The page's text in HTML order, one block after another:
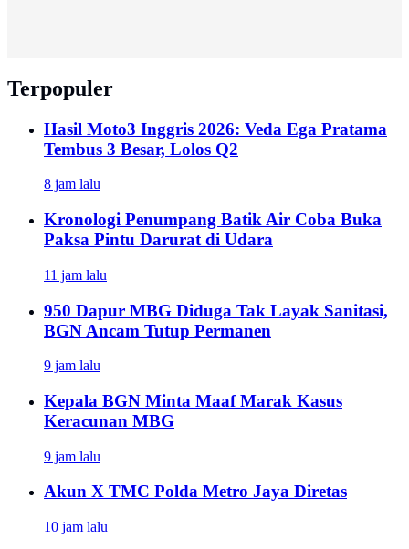
Terpopuler
Hasil Moto3 Inggris 2026: Veda Ega Pratama
Tembus 3 Besar, Lolos Q2
8 jam lalu
Kronologi Penumpang Batik Air Coba Buka
Paksa Pintu Darurat di Udara
11 jam lalu
950 Dapur MBG Diduga Tak Layak Sanitasi,
BGN Ancam Tutup Permanen
9 jam lalu
Kepala BGN Minta Maaf Marak Kasus
Keracunan MBG
9 jam lalu
Akun X TMC Polda Metro Jaya Diretas
10 jam lalu